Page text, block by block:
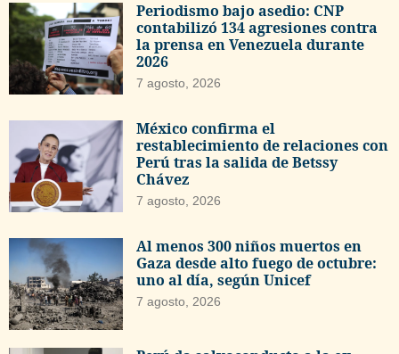
Periodismo bajo asedio: CNP
contabilizó 134 agresiones contra
la prensa en Venezuela durante
2026
7 agosto, 2026
México confirma el
restablecimiento de relaciones con
Perú tras la salida de Betssy
Chávez
7 agosto, 2026
Al menos 300 niños muertos en
Gaza desde alto fuego de octubre:
uno al día, según Unicef
7 agosto, 2026